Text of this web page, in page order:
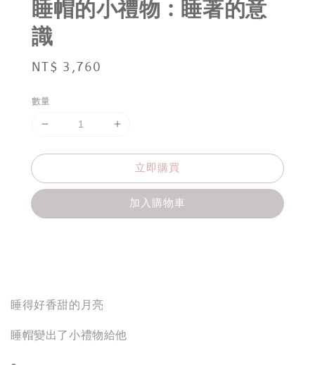
睡帽的小禮物 : 睡著的意
識
Regular
NT$ 3,760
數量
立即購買
加入購物車
睡得好香甜的月亮
睡帽變出了小禮物給他